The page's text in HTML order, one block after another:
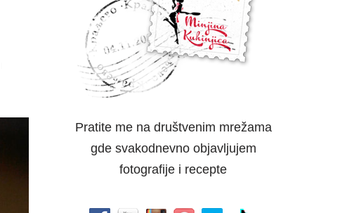
Pratite me na društvenim mrežama
gde svakodnevno objavljujem
fotografije i recepte